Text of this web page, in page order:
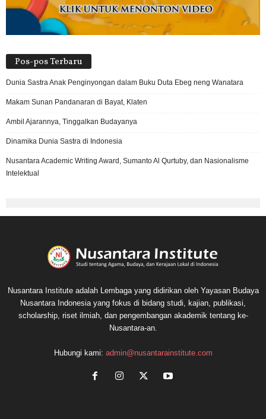
Pos-pos Terbaru
Dunia Sastra Anak Penginyongan dalam Buku Duta Ebeg neng Wanatara
Makam Sunan Pandanaran di Bayat, Klaten
Ambil Ajarannya, Tinggalkan Budayanya
Dinamika Dunia Sastra di Indonesia
Nusantara Academic Writing Award, Sumanto Al Qurtuby, dan Nasionalisme
Intelektual
Nusantara Institute adalah Lembaga yang didirikan oleh Yayasan Budaya
Nusantara Indonesia yang fokus di bidang studi, kajian, publikasi,
scholarship, riset ilmiah, dan pengembangan akademik tentang ke-
Nusantara-an.
Hubungi kami: admin@nusantarainstitute.com